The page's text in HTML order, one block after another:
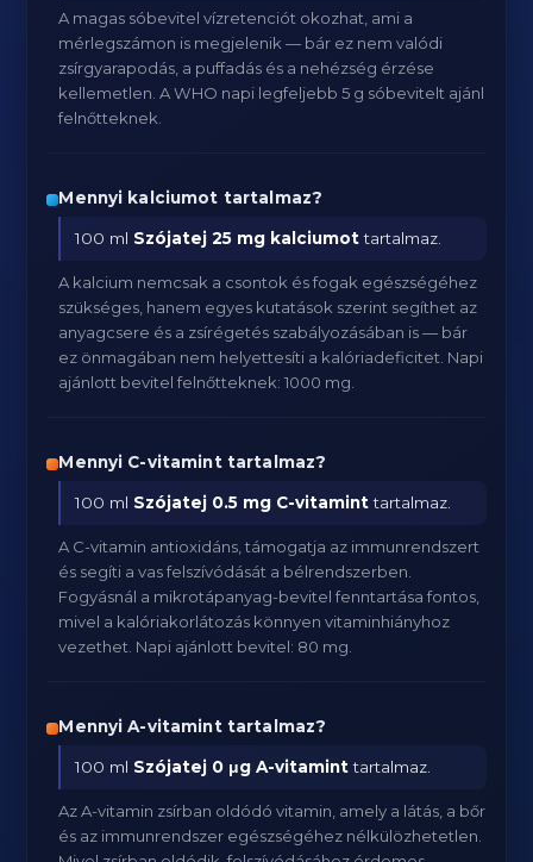
A magas sóbevitel vízretenciót okozhat, ami a
mérlegszámon is megjelenik — bár ez nem valódi
zsírgyarapodás, a puffadás és a nehézség érzése
kellemetlen. A WHO napi legfeljebb 5 g sóbevitelt ajánl
felnőtteknek.
Mennyi kalciumot tartalmaz?
100 ml Szójatej 25 mg kalciumottartalmaz.
A kalcium nemcsak a csontok és fogak egészségéhez
szükséges, hanem egyes kutatások szerint segíthet az
anyagcsere és a zsírégetés szabályozásában is — bár
ez önmagában nem helyettesíti a kalóriadeficitet. Napi
ajánlott bevitel felnőtteknek: 1000 mg.
Mennyi C-vitamint tartalmaz?
100 ml Szójatej 0.5 mg C-vitaminttartalmaz.
A C-vitamin antioxidáns, támogatja az immunrendszert
és segíti a vas felszívódását a bélrendszerben.
Fogyásnál a mikrotápanyag-bevitel fenntartása fontos,
mivel a kalóriakorlátozás könnyen vitaminhiányhoz
vezethet. Napi ajánlott bevitel: 80 mg.
Mennyi A-vitamint tartalmaz?
100 ml Szójatej 0 μg A-vitaminttartalmaz.
Az A-vitamin zsírban oldódó vitamin, amely a látás, a bőr
és az immunrendszer egészségéhez nélkülözhetetlen.